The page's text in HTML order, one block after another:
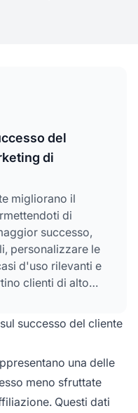
del
di
migliorano il
di
successo,
personalizzare le
d'uso rilevanti e
clienti di alto
successo del cliente
una delle
meno sfruttate
Questi dati